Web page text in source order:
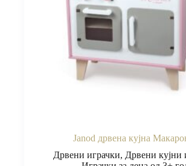
Janod дрвена кујна
Дрвени играчки, Дрвени кујни